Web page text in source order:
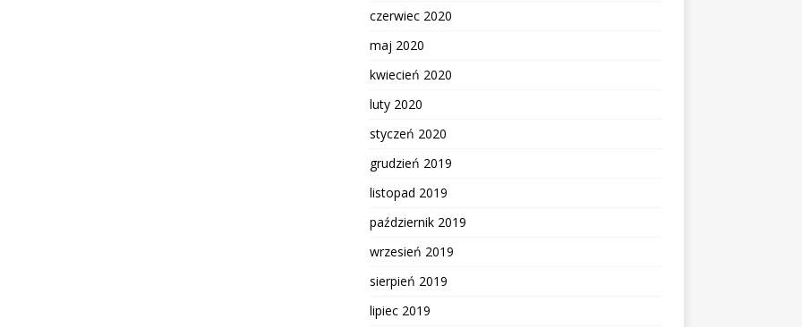
czerwiec 2020
maj 2020
kwiecień 2020
luty 2020
styczeń 2020
grudzień 2019
listopad 2019
październik 2019
wrzesień 2019
sierpień 2019
lipiec 2019